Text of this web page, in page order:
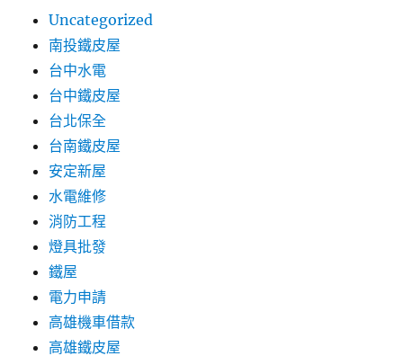
Uncategorized
南投鐵皮屋
台中水電
台中鐵皮屋
台北保全
台南鐵皮屋
安定新屋
水電維修
消防工程
燈具批發
鐵屋
電力申請
高雄機車借款
高雄鐵皮屋